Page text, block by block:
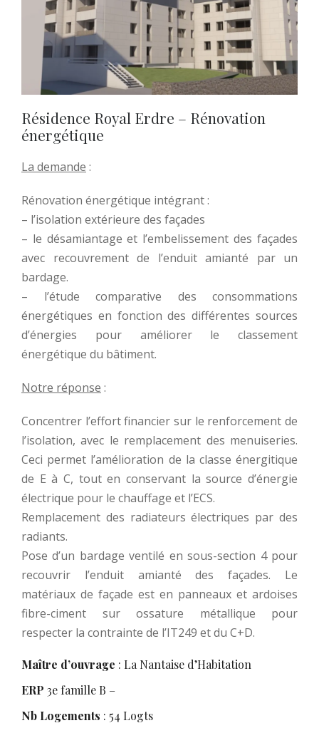
Résidence Royal Erdre – Rénovation
énergétique
La demande :
Rénovation énergétique intégrant :
– l’isolation extérieure des façades
– le désamiantage et l’embelissement des façades
avec recouvrement de l’enduit amianté par un
bardage.
– l’étude comparative des consommations
énergétiques en fonction des différentes sources
d’énergies pour améliorer le classement
énergétique du bâtiment.
Notre réponse :
Concentrer l’effort financier sur le renforcement de
l’isolation, avec le remplacement des menuiseries.
Ceci permet l’amélioration de la classe énergitique
de E à C, tout en conservant la source d’énergie
électrique pour le chauffage et l’ECS.
Remplacement des radiateurs électriques par des
radiants.
Pose d’un bardage ventilé en sous-section 4 pour
recouvrir l’enduit amianté des façades. Le
matériaux de façade est en panneaux et ardoises
fibre-ciment sur ossature métallique pour
respecter la contrainte de l’IT249 et du C+D.
Maître d’ouvrage : La Nantaise d’Habitation
ERP 3e famille B –
Nb Logements : 54 Logts